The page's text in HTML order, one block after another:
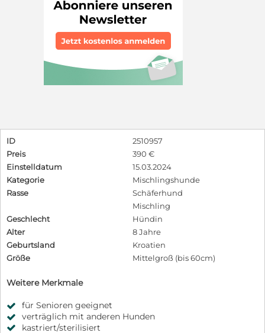
ID
2510957
Preis
390 €
Einstelldatum
15.03.2024
Kategorie
Mischlingshunde
Rasse
Schäferhund
Mischling
Geschlecht
Hündin
Alter
8 Jahre
Geburtsland
Kroatien
Größe
Mittelgroß (bis 60cm)
Weitere Merkmale
für Senioren geeignet
verträglich mit anderen Hunden
kastriert/sterilisiert